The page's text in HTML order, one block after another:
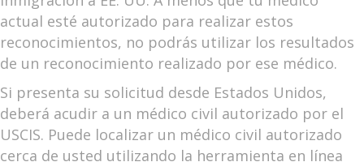
actual esté autorizado para realizar estos
reconocimientos, no podrás utilizar los resultados
de un reconocimiento realizado por ese médico.
Si presenta su solicitud desde Estados Unidos,
deberá acudir a un médico civil autorizado por el
USCIS. Puede localizar un médico civil autorizado
cerca de usted utilizando la herramienta en línea